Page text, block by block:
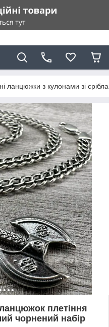
ланцюжки з кулонами зі срібла
плетiння
чорнений набiр